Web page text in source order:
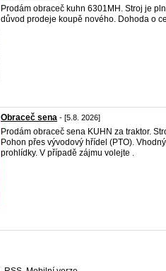
Prodám obraceč kuhn 6301MH. Stroj je
důvod prodeje koupě nového. Dohoda o
Obraceč sena - [5.8. 2026]
Prodám obraceč sena KUHN za traktor.
Pohon přes vývodový hřídel (PTO).
prohlídky. V případě zájmu volejte .